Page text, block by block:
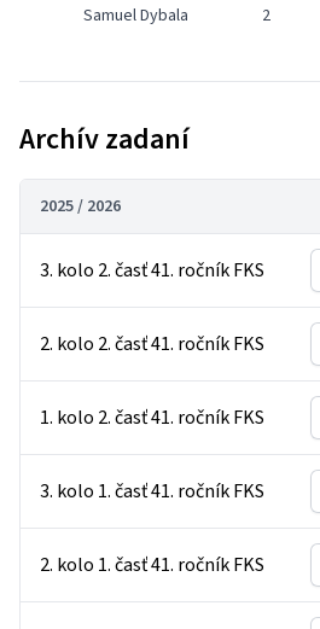
Samuel Dybala 2
Archív zadaní
2025 / 2026
3. kolo 2. časť 41. ročník FKS
2. kolo 2. časť 41. ročník FKS
1. kolo 2. časť 41. ročník FKS
3. kolo 1. časť 41. ročník FKS
2. kolo 1. časť 41. ročník FKS